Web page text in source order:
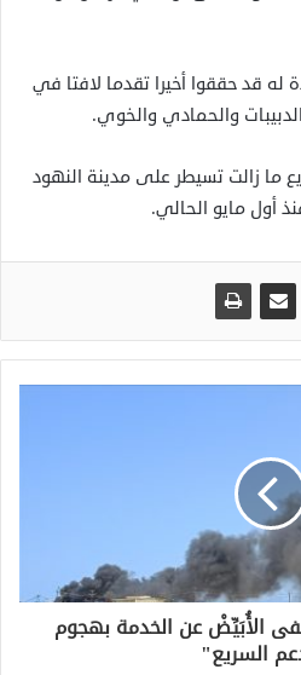
له قد حققوا أخيرا تقدما لافتا في
والحمادي والخوي.
ما زالت تسيطر على مدينة النهود
أول مايو الحالي.
الأُبَيِّضْ عن الخدمة بهجوم
السريع"